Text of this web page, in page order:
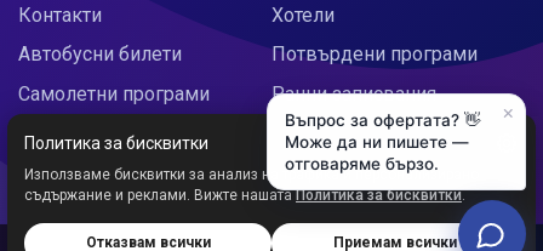
Контакти
Хотели
Автобусни билети
Самолетни програми
Doris Украйна
Потвърдени програми
Ранни записвания
Празнични предложения
Политика за бисквитки
Използваме бисквитки за анализ на трафика и персонализирано
съдържание и реклами. Вижте нашатаПолитика за бисквитки.
Отказвам всички Приемам всички
×
Въпрос за офертата? 👋
Може да ни пишете —
отговаряме бързо.